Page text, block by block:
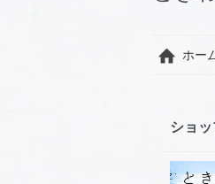
ホー
ショ